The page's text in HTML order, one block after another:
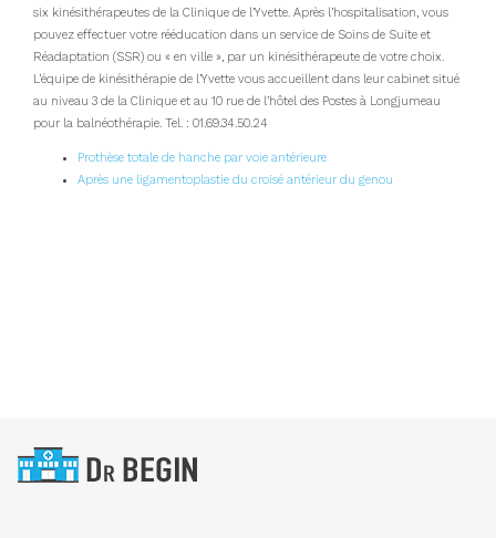
six kinésithérapeutes de la Clinique de l’Yvette. Après l’hospitalisation, vous
pouvez effectuer votre rééducation dans un service de Soins de Suite et
Réadaptation (SSR) ou « en ville », par un kinésithérapeute de votre choix.
L’équipe de kinésithérapie de l’Yvette vous accueillent dans leur cabinet situé
au niveau 3 de la Clinique et au 10 rue de l’hôtel des Postes à Longjumeau
pour la balnéothérapie. Tel. : 01.69.34.50.24
Prothèse totale de hanche par voie antérieure
Après une ligamentoplastie du croisé antérieur du genou